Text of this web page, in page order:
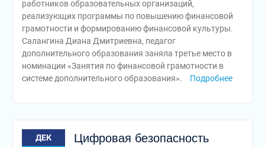
работников образовательных организаций,
реализующих программы по повышению финансовой
грамотности и формированию финансовой культуры.
Салангина Диана Дмитриевна, педагог
дополнительного образования заняла третье место в
номинации «Занятия по финансовой грамотности в
системе дополнительного образования».
Подробнее
ДЕК Цифровая безопасность